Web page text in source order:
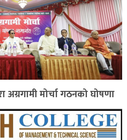
मोर्चा गठनको घोषणा